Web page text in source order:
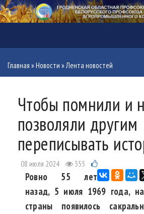
Главная »Новости »Лента новостей
Чтобы помнили и
позволяли другим
переписывать
08 июля 2024 355
Ровно 55 лет
назад, 5 июля 1969 года,
страны появилось